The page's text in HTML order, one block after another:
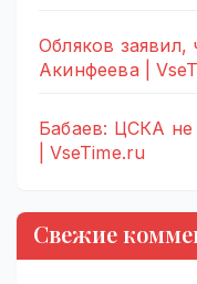
Обляков
Акинфеева |
Бабаев: ЦСКА не
| VseTime.ru
Свежие